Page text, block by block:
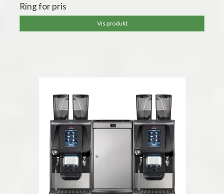
Ring for pris
Vis produkt